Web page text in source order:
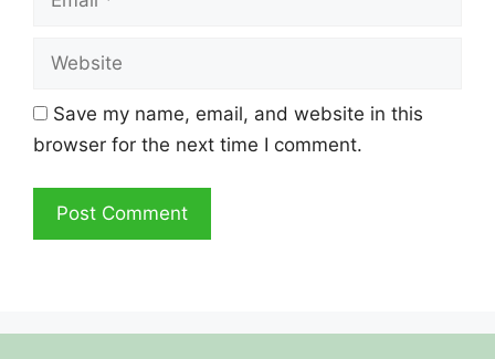
Website
Save my name, email, and website in this
browser for the next time I comment.